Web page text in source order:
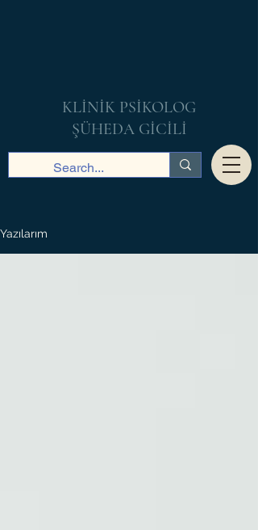
KLİNİK PSİKOLOG
ŞÜHEDA GİCİLİ
Yazılarım